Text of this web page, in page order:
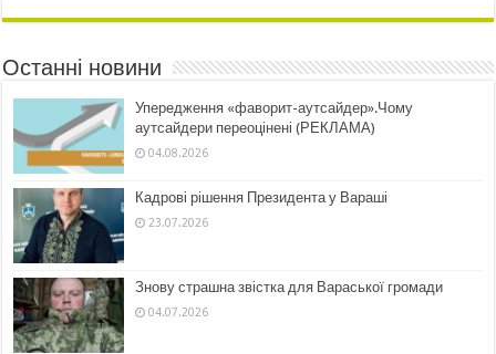
Останні новини
Упередження «фаворит-аутсайдер».Чому
аутсайдери переоцінені (РЕКЛАМА)
04.08.2026
Кадрові рішення Президента у Вараші
23.07.2026
Знову страшна звістка для Вараської громади
04.07.2026